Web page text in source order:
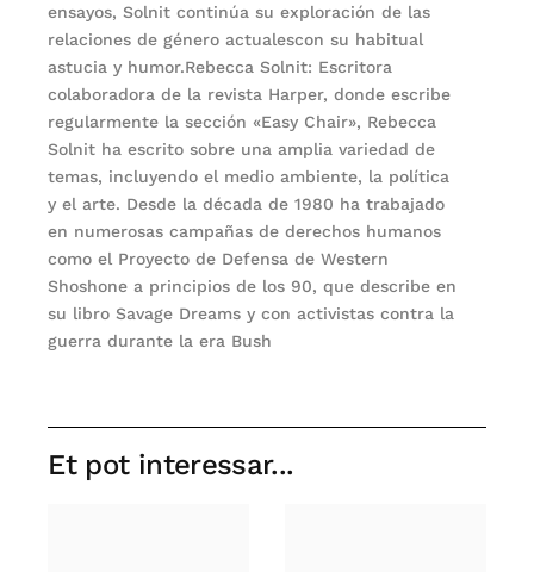
ensayos, Solnit continúa su exploración de las
relaciones de género actualescon su habitual
astucia y humor.Rebecca Solnit: Escritora
colaboradora de la revista Harper, donde escribe
regularmente la sección «Easy Chair», Rebecca
Solnit ha escrito sobre una amplia variedad de
temas, incluyendo el medio ambiente, la política
y el arte. Desde la década de 1980 ha trabajado
en numerosas campañas de derechos humanos
como el Proyecto de Defensa de Western
Shoshone a principios de los 90, que describe en
su libro Savage Dreams y con activistas contra la
guerra durante la era Bush
Et pot interessar...